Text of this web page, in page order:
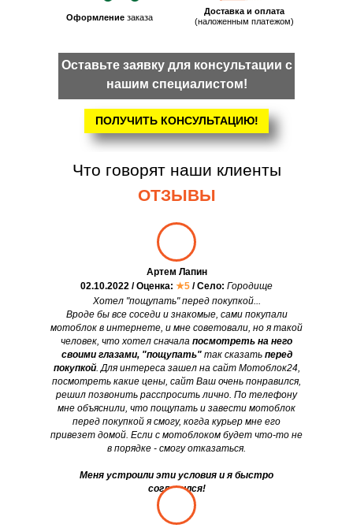
Оформление заказа
Доставка и оплата
(наложенным платежом)
ПОЛУЧИТЬ КОНСУЛЬТАЦИЮ!
Оставьте заявку для консультации с
нашим специалистом!
Что говорят наши клиенты
ОТЗЫВЫ
Хотел "пощупать" перед покупкой...
Вроде бы все соседи и знакомые, сами покупали
мотоблок в интернете, и мне советовали, но я такой
человек, что хотел сначала посмотреть на него
своими глазами, "пощупать"так сказать перед
покупкой. Для интереса зашел на сайт Мотоблок24,
посмотреть какие цены, сайт Ваш очень понравился,
решил позвонить расспросить лично. По телефону
мне объяснили, что пощупать и завести мотоблок
перед покупкой я смогу, когда курьер мне его
привезет домой. Если с мотоблоком будет что-то не
в порядке - смогу отказаться.
Меня устроили эти условия и я быстро
согласился!
Артем Лапин
02.10.2022 / Оценка: ★5 / Село: Городище